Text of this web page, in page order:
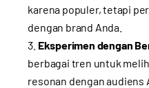
karena populer, tetapi
dengan brand Anda.
Eksperimen dengan
berbagai tren untuk
resonan dengan audiens